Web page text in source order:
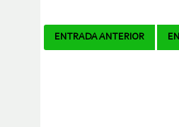
Navegador
ENTRADA ANTERIOR